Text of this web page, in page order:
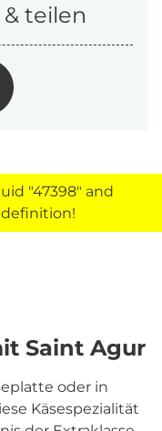
teilen
"47398" and
Saint Agur
oder in
Käsespezialität